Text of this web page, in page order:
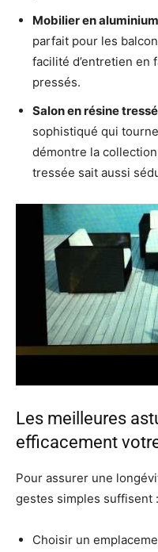
Mobilier en aluminium
parfait pour les
facilité d’entretien en
pressés.
Salon en résine
sophistiqué qui
démontre la
tressée sait aussi
Les meilleures
efficacement
Pour assurer une
gestes simples suffisent :
Choisir un